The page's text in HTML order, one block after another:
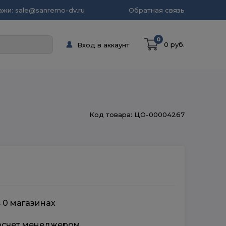
sale@sanremo-dv.ru Обратная связь
Вход в аккаунт
0
0 руб.
Код товара: ЦО-00004267
магазинах